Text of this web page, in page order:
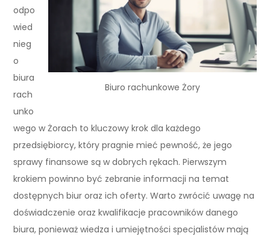
Biuro rachunkowe Żory
odpo
wied
nieg
o
biura
rach
unko
wego w Żorach to kluczowy krok dla każdego
przedsiębiorcy, który pragnie mieć pewność, że jego
sprawy finansowe są w dobrych rękach. Pierwszym
krokiem powinno być zebranie informacji na temat
dostępnych biur oraz ich oferty. Warto zwrócić uwagę na
doświadczenie oraz kwalifikacje pracowników danego
biura, ponieważ wiedza i umiejętności specjalistów mają